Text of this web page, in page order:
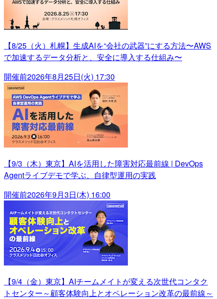
【8/25（火）札幌】生成AIを“会社の武器”にする方法〜AWS
で加速するデータ分析と、安全に導入する仕組み〜
開催前2026年8月25日(火) 17:30
【9/3（木）東京】AIを活用した障害対応最前線 | DevOps
Agentライブデモで学ぶ、自律型運用の実践
開催前2026年9月3日(木) 16:00
【9/4（金）東京】AIチームメイトが変える次世代コンタク
トセンター～顧客体験向上とオペレーション改革の最前線～